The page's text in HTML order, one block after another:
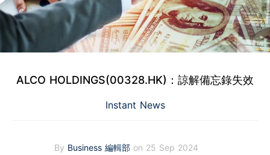
ALCO HOLDINGS(00328.HK)：諒解備忘錄失效
Instant News
By Business 編輯部 on 25 Sep 2024